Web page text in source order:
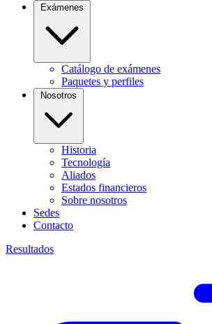
Catálogo de exámenes
Paquetes y perfiles
Historia
Tecnología
Aliados
Estados financieros
Sobre nosotros
Sedes
Contacto
Resultados